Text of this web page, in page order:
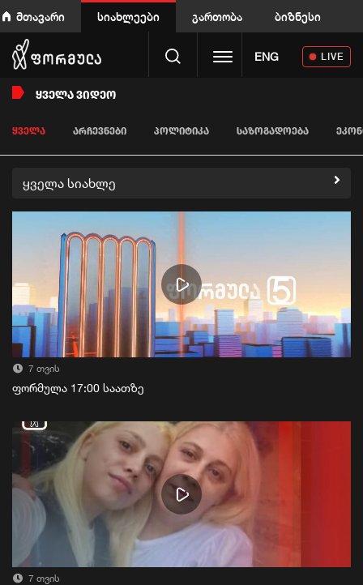
მთავარი სიახლეები გართობა ბიზნესი
Toggle navigation
ENG LIVE
ᲧᲕᲔᲚᲐ ᲕᲘᲓᲔᲝ
ᲧᲕᲔᲚᲐ ᲐᲠᲩᲔᲕᲜᲔᲑᲘ ᲞᲝᲚᲘᲢᲘᲙᲐ ᲡᲐᲖᲝᲒᲐᲓᲝᲔᲑᲐ
ყველა სიახლე
7 თვის
ფორმულა 17:00 საათზე
7 თვის